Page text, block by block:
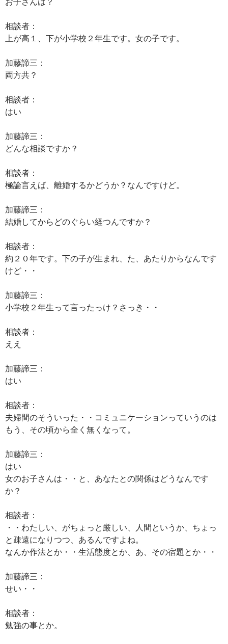
相談者：
上が高１、下が小学校２年生です。女の子です。
加藤諦三：
両方共？
相談者：
はい
加藤諦三：
どんな相談ですか？
相談者：
極論言えば、離婚するかどうか？なんですけど。
加藤諦三：
結婚してからどのぐらい経つんですか？
相談者：
約２０年です。下の子が生まれ、た、あたりからなんです
けど・・
加藤諦三：
小学校２年生って言ったっけ？さっき・・
相談者：
ええ
加藤諦三：
はい
相談者：
夫婦間のそういった・・コミュニケーションっていうのは
もう、その頃から全く無くなって。
加藤諦三：
はい
女のお子さんは・・と、あなたとの関係はどうなんです
か？
相談者：
・・わたしい、がちょっと厳しい、人間というか、ちょっ
と疎遠になりつつ、あるんですよね。
なんか作法とか・・生活態度とか、あ、その宿題とか・・
加藤諦三：
せい・・
相談者：
勉強の事とか。